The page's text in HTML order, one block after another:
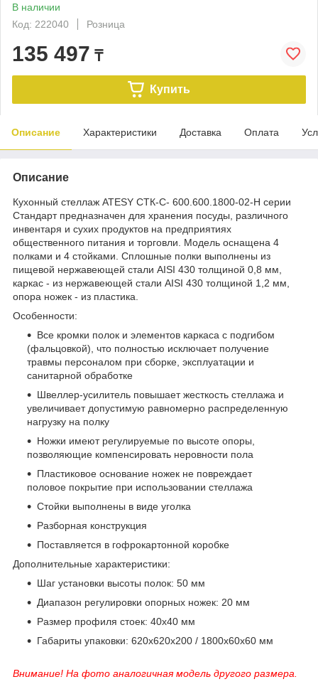
В наличии
Код: 222040
Розница
135 497 ₸
Купить
Описание Характеристики Доставка Оплата
Описание
Кухонный стеллаж ATESY СТК-С- 600.600.1800-02-Н серии
Стандарт предназначен для хранения посуды, различного
инвентаря и сухих продуктов на предприятиях
общественного питания и торговли. Модель оснащена 4
полками и 4 стойками. Сплошные полки выполнены из
пищевой нержавеющей стали AISI 430 толщиной 0,8 мм,
каркас - из нержавеющей стали AISI 430 толщиной 1,2 мм,
опора ножек - из пластика.
Особенности:
Все кромки полок и элементов каркаса с подгибом
(фальцовкой), что полностью исключает получение
травмы персоналом при сборке, эксплуатации и
санитарной обработке
Швеллер-усилитель повышает жесткость стеллажа и
увеличивает допустимую равномерно распределенную
нагрузку на полку
Ножки имеют регулируемые по высоте опоры,
позволяющие компенсировать неровности пола
Пластиковое основание ножек не повреждает
половое покрытие при использовании стеллажа
Стойки выполнены в виде уголка
Разборная конструкция
Поставляется в гофрокартонной коробке
Дополнительные характеристики:
Шаг установки высоты полок: 50 мм
Диапазон регулировки опорных ножек: 20 мм
Размер профиля стоек: 40x40 мм
Габариты упаковки: 620х620х200 / 1800х60х60 мм
Внимание! На фото аналогичная модель другого размера.